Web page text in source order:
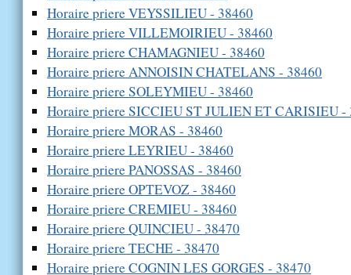
Horaire priere VEYSSILIEU - 38460
Horaire priere VILLEMOIRIEU - 38460
Horaire priere CHAMAGNIEU - 38460
Horaire priere ANNOISIN CHATELANS - 38460
Horaire priere SOLEYMIEU - 38460
Horaire priere SICCIEU ST JULIEN ET CARISIEU -
Horaire priere MORAS - 38460
Horaire priere LEYRIEU - 38460
Horaire priere PANOSSAS - 38460
Horaire priere OPTEVOZ - 38460
Horaire priere CREMIEU - 38460
Horaire priere QUINCIEU - 38470
Horaire priere TECHE - 38470
Horaire priere COGNIN LES GORGES - 38470